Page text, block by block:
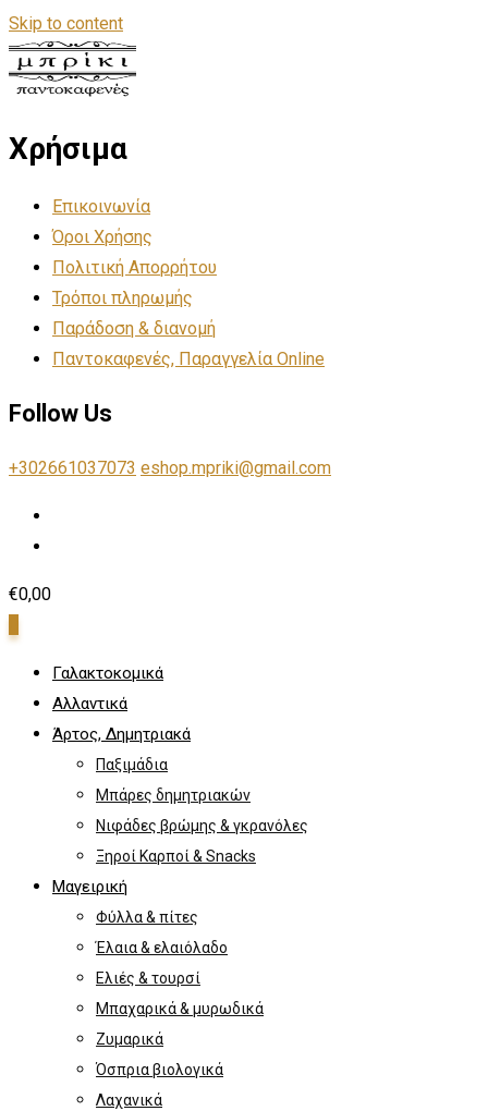
Skip to content
Χρήσιμα
Επικοινωνία
Όροι Χρήσης
Πολιτική Απορρήτου
Τρόποι πληρωμής
Παράδοση & διανομή
Παντοκαφενές, Παραγγελία Online
Follow Us
+302661037073 eshop.mpriki@gmail.com
€0,00
Γαλακτοκομικά
Αλλαντικά
Άρτος, Δημητριακά
Παξιμάδια
Μπάρες δημητριακών
Νιφάδες βρώμης & γκρανόλες
Ξηροί Καρποί & Snacks
Μαγειρική
Φύλλα & πίτες
Έλαια & ελαιόλαδο
Ελιές & τουρσί
Μπαχαρικά & μυρωδικά
Ζυμαρικά
Όσπρια βιολογικά
Λαχανικά